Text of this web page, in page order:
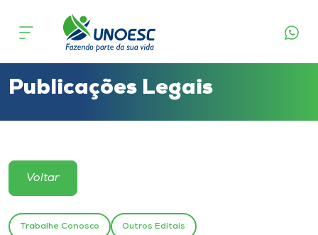
Cursos
Atendimento ao Estudante
Portal de Ensino
Publicações Legais
Voltar
Trabalhe Conosco Outros Editais